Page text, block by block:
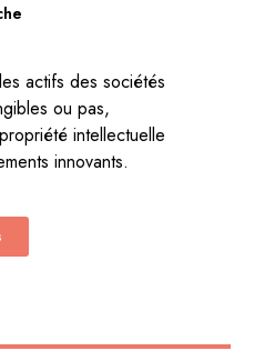
actifs des sociétés
ou pas,
intellectuelle
innovants.